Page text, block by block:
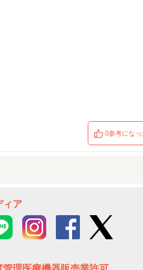
0参考になっ
ィア